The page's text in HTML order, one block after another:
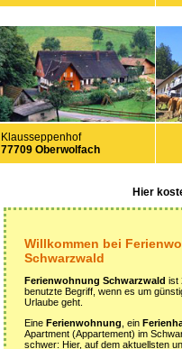
Klausseppenhof
77709 Oberwolfach
Hier
Willkommen bei
Schwarzwald
Ferienwohnung Schwarzwald ist
benutzte Begriff, wenn es um
Urlaube geht.
Eine Ferienwohnung , ein
Apartment (Appartement) im
schwer: Hier, auf dem aktuellsten